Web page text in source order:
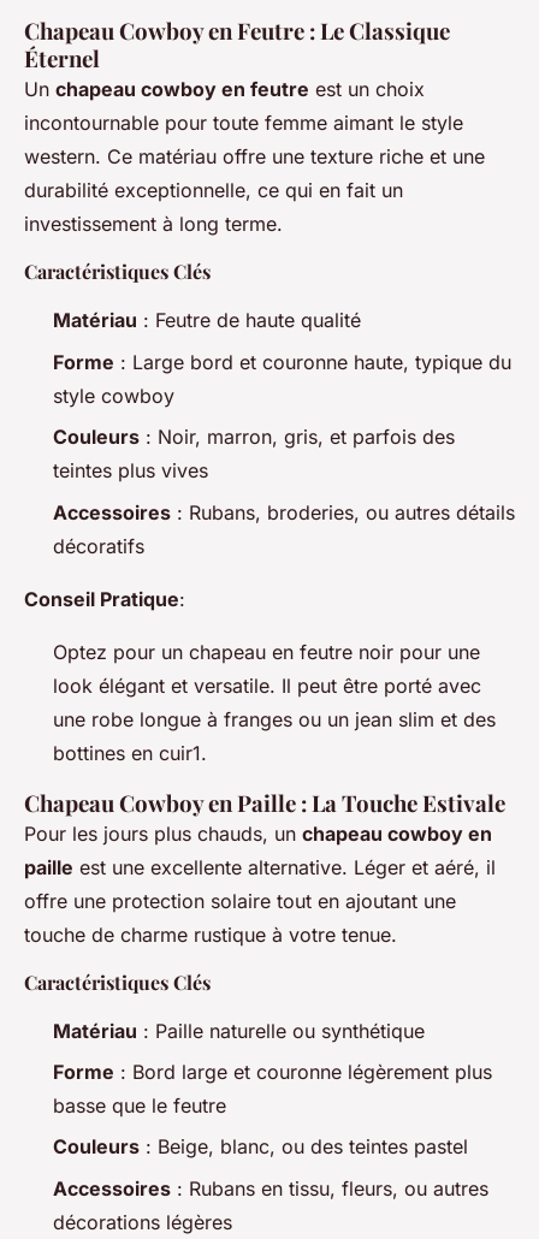
Chapeau Cowboy en Feutre : Le Classique
Éternel
Un chapeau cowboy en feutre est un choix
incontournable pour toute femme aimant le style
western. Ce matériau offre une texture riche et une
durabilité exceptionnelle, ce qui en fait un
investissement à long terme.
Caractéristiques Clés
Matériau : Feutre de haute qualité
Forme : Large bord et couronne haute, typique du
style cowboy
Couleurs : Noir, marron, gris, et parfois des
teintes plus vives
Accessoires : Rubans, broderies, ou autres détails
décoratifs
Conseil Pratique:
Optez pour un chapeau en feutre noir pour une
look élégant et versatile. Il peut être porté avec
une robe longue à franges ou un jean slim et des
bottines en cuir1.
Chapeau Cowboy en Paille : La Touche Estivale
Pour les jours plus chauds, un chapeau cowboy en
paille est une excellente alternative. Léger et aéré, il
offre une protection solaire tout en ajoutant une
touche de charme rustique à votre tenue.
Caractéristiques Clés
Matériau : Paille naturelle ou synthétique
Forme : Bord large et couronne légèrement plus
basse que le feutre
Couleurs : Beige, blanc, ou des teintes pastel
Accessoires : Rubans en tissu, fleurs, ou autres
décorations légères